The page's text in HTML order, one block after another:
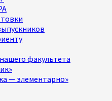
факультета
— элементарно»